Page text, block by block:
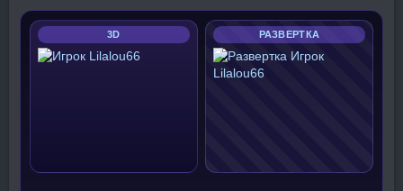
3D РАЗВЕРТКА